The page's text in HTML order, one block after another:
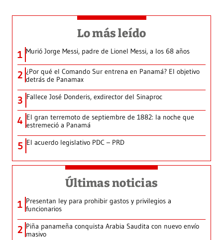
Lo más leído
1 Murió Jorge Messi, padre de Lionel Messi, a los 68 años
2 ¿Por qué el Comando Sur entrena en Panamá? El objetivo
detrás de Panamax
3 Fallece José Donderis, exdirector del Sinaproc
4 El gran terremoto de septiembre de 1882: la noche que
estremeció a Panamá
5 El acuerdo legislativo PDC – PRD
Últimas noticias
1 Presentan ley para prohibir gastos y privilegios a
funcionarios
2 Piña panameña conquista Arabia Saudita con nuevo envío
masivo